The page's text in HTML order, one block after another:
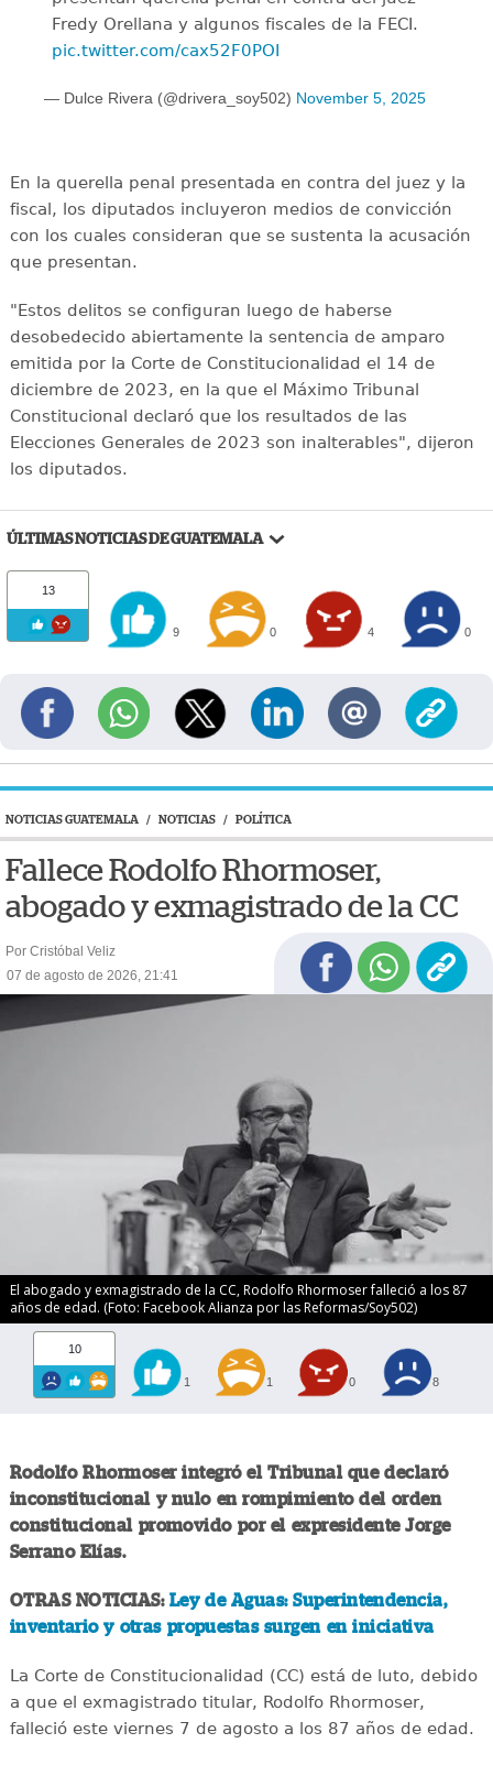
Fredy Orellana y algunos fiscales de la FECI.
pic.twitter.com/cax52F0POI
— Dulce Rivera (@drivera_soy502) November 5, 2025
En la querella penal presentada en contra del juez y la
fiscal, los diputados incluyeron medios de convicción
con los cuales consideran que se sustenta la acusación
que presentan.
"Estos delitos se configuran luego de haberse
desobedecido abiertamente la sentencia de amparo
emitida por la Corte de Constitucionalidad el 14 de
diciembre de 2023, en la que el Máximo Tribunal
Constitucional declaró que los resultados de las
Elecciones Generales de 2023 son inalterables", dijeron
los diputados.
ÚLTIMAS NOTICIAS DE GUATEMALA
13
9 0 4 0
NOTICIAS GUATEMALA / NOTICIAS / POLÍTICA
Fallece Rodolfo Rhormoser,
abogado y exmagistrado de la CC
Por Cristóbal Veliz
07 de agosto de 2026, 21:41
El abogado y exmagistrado de la CC, Rodolfo Rhormoser falleció a los 87
años de edad. (Foto: Facebook Alianza por las Reformas/Soy502)
10
1 1 0 8
Rodolfo Rhormoser integró el Tribunal que declaró
inconstitucional y nulo en rompimiento del orden
constitucional promovido por el expresidente Jorge
Serrano Elías.
OTRAS NOTICIAS: Ley de Aguas: Superintendencia,
inventario y otras propuestas surgen en iniciativa
La Corte de Constitucionalidad (CC) está de luto, debido
a que el exmagistrado titular, Rodolfo Rhormoser,
falleció este viernes 7 de agosto a los 87 años de edad.